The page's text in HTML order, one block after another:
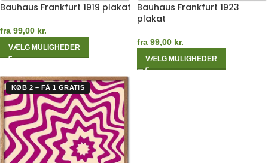
Bauhaus Frankfurt 1919 plakat
fra 99,00 kr.
VÆLG MULIGHEDER
Bauhaus Frankfurt 1923
plakat
fra 99,00 kr.
VÆLG MULIGHEDER
KØB 2 – FÅ 1 GRATIS